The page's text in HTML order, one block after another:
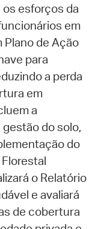
esforços da
em
Plano de Ação
para
a perda
em
a
do solo,
do
o Relatório
e avaliará
de cobertura